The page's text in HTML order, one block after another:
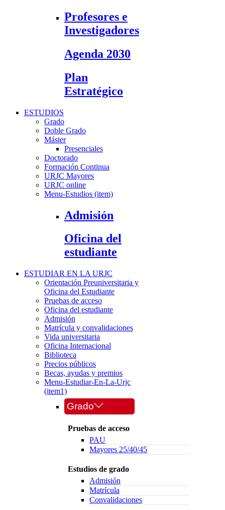
Profesores e
Investigadores
Agenda 2030
Plan
Estratégico
ESTUDIOS
Grado
Doble Grado
Máster
Presenciales
Doctorado
Formación Continua
URJC Mayores
URJC online
Menu-Estudios (item)
Admisión
Oficina del
estudiante
ESTUDIAR EN LA URJC
Orientación Preuniversitaria y
Oficina del Estudiante
Pruebas de acceso
Oficina del estudiante
Admisión
Matrícula y convalidaciones
Vida universitaria
Oficina Internacional
Biblioteca
Precios públicos
Becas, ayudas y premios
Menu-Estudiar-En-La-Urjc
(item1)
Grado
Pruebas de acceso
PAU
Mayores 25/40/45
Estudios de grado
Admisión
Matrícula
Convalidaciones